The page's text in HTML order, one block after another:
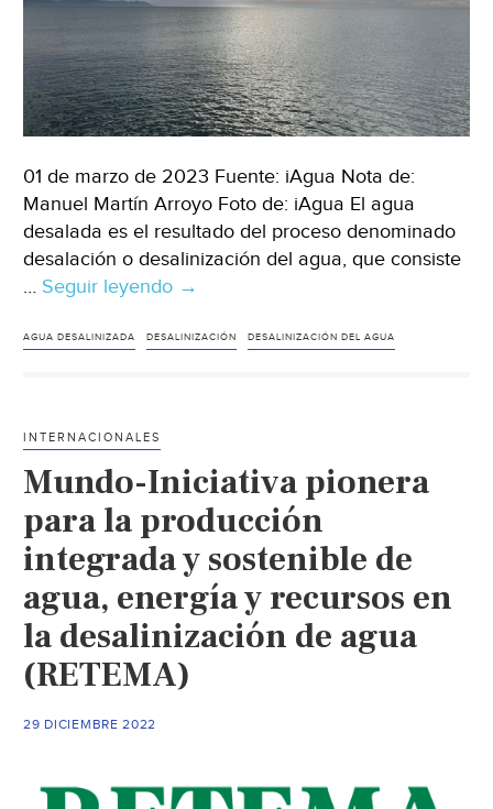
01 de marzo de 2023 Fuente: iAgua Nota de:
Manuel Martín Arroyo Foto de: iAgua El agua
desalada es el resultado del proceso denominado
desalación o desalinización del agua, que consiste
… Seguir leyendo Mundo-
del
alternativa
para
el
riego
en
zonas
costeras
(iAgua)
→
AGUA DESALINIZADA DESALINIZACIÓN DESALINIZACIÓN DEL AGUA
INTERNACIONALES
Mundo-Iniciativa pionera
para la producción
integrada y sostenible de
agua, energía y recursos en
la desalinización de agua
(RETEMA)
29 DICIEMBRE 2022